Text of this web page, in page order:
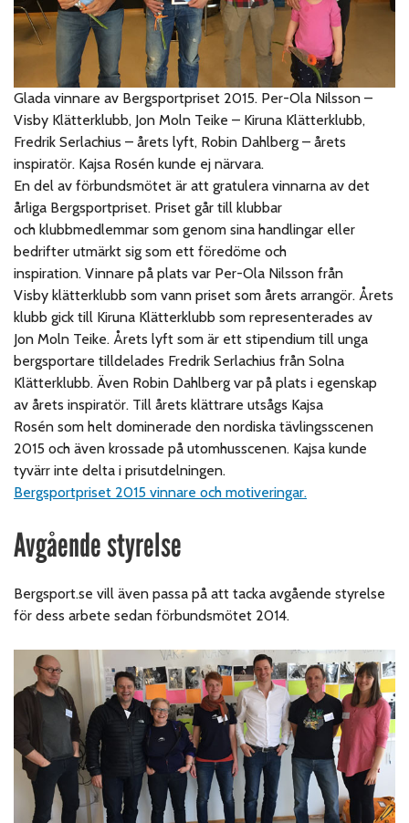
Glada vinnare av Bergsportpriset 2015. Per-Ola Nilsson –
Visby Klätterklubb, Jon Moln Teike – Kiruna Klätterklubb,
Fredrik Serlachius – årets lyft, Robin Dahlberg – årets
inspiratör. Kajsa Rosén kunde ej närvara.
En del av förbundsmötet är att gratulera vinnarna av det
årliga Bergsportpriset. Priset går till klubbar
och klubbmedlemmar som genom sina handlingar eller
bedrifter utmärkt sig som ett föredöme och
inspiration. Vinnare på plats var Per-Ola Nilsson från
Visby klätterklubb som vann priset som årets arrangör. Årets
klubb gick till Kiruna Klätterklubb som representerades av
Jon Moln Teike. Årets lyft som är ett stipendium till unga
bergsportare tilldelades Fredrik Serlachius från Solna
Klätterklubb. Även Robin Dahlberg var på plats i egenskap
av årets inspiratör. Till årets klättrare utsågs Kajsa
Rosén som helt dominerade den nordiska tävlingsscenen
2015 och även krossade på utomhusscenen. Kajsa kunde
tyvärr inte delta i prisutdelningen.
Bergsportpriset 2015 vinnare och motiveringar.
Avgående styrelse
Bergsport.se vill även passa på att tacka avgående styrelse
för dess arbete sedan förbundsmötet 2014.